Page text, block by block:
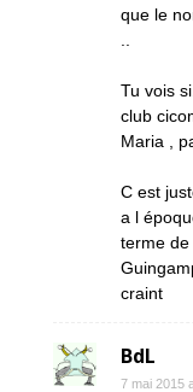
que le
Tu vois
club
Maria ,
C est
a l
terme
craint
BdL
7 mai 2015